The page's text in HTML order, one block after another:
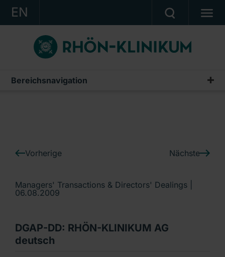
EN
KONZERN
KLINIKEN
KARRIERE
Ein Unternehmen der RHÖN-KLINIKUM AG
Bereichsnavigation
IR-News
Vorherige Nächste
Managers' Transactions & Directors' Dealings |
06.08.2009
DGAP-DD: RHÖN-KLINIKUM AG
deutsch